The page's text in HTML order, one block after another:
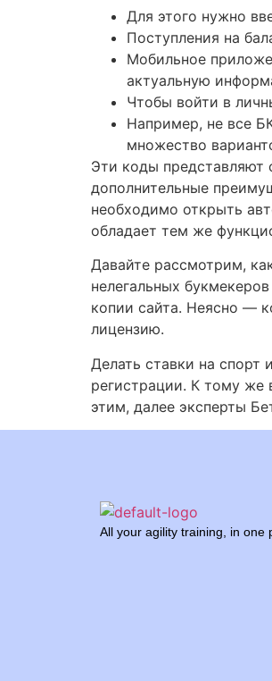
Для этого нужно
Поступления на
Мобильное
актуальную
Чтобы войти в
Например, не все
множество
Эти коды представляют
дополнительные
необходимо открыть
обладает тем же
Давайте рассмотрим,
нелегальных
копии сайта. Неясно —
лицензию.
Делать ставки на
регистрации. К тому же
этим, далее эксперты
All your agility training, in one